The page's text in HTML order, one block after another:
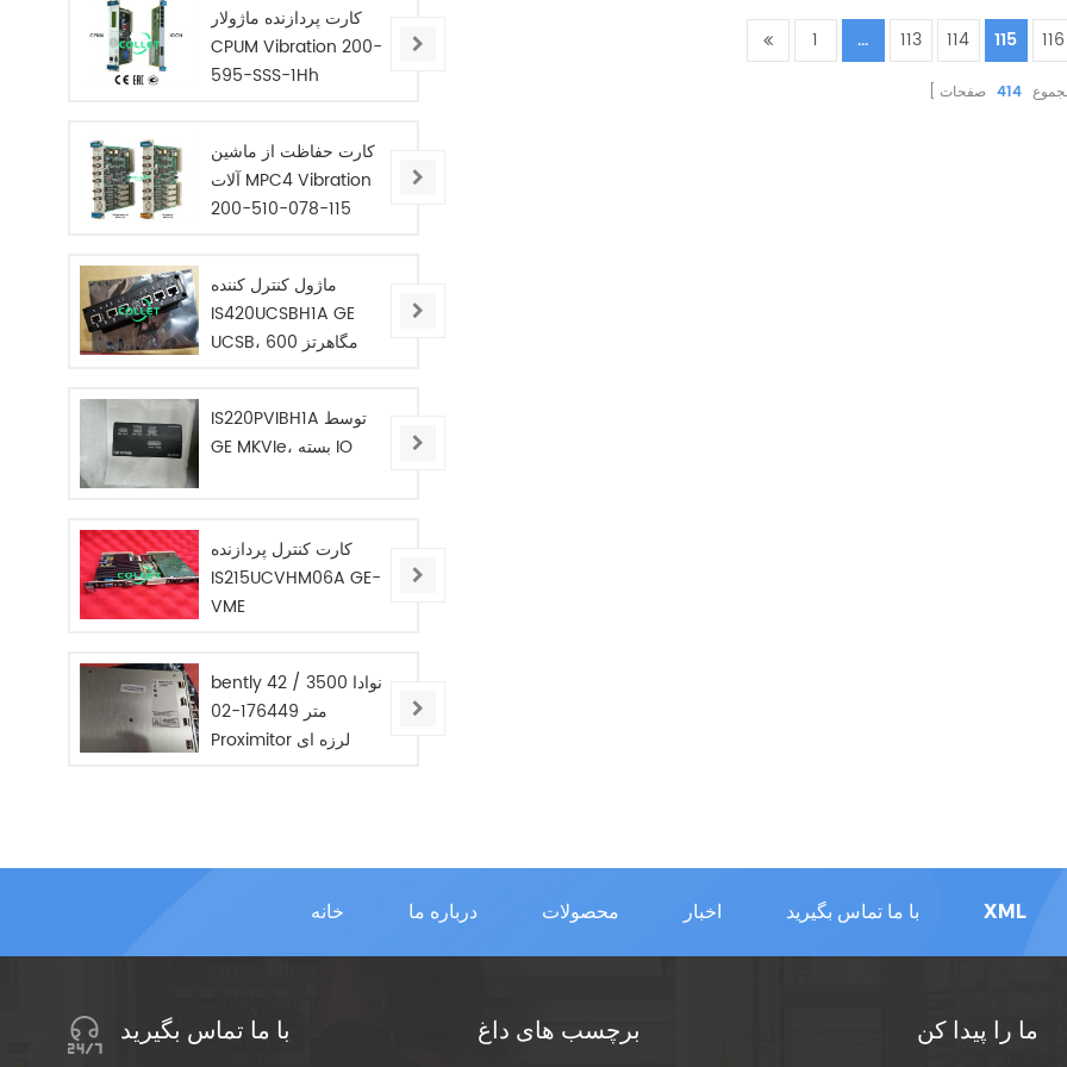
1 ... 113 114 115 116
414 صفحات
کارت پردازنده ماژولار
CPUM Vibration 200-
595-SSS-1Hh
کارت حفاظت از ماشین
آلات MPC4 Vibration
200-510-078-115
ماژول کنترل کننده
IS420UCSBH1A GE
UCSB، 600 مگاهرتز
IS220PVIBH1A توسط
GE MKVIe، بسته IO
کارت کنترل پردازنده
IS215UCVHM06A GE-
VME
bently نوادا 3500 / 42
متر 176449-02
Proximitor لرزه ای
خانه درباره ما محصولات اخبار با ما تماس بگیرید XML
با ما تماس بگیرید برچسب های داغ ما را پیدا کن